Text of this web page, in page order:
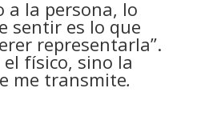
a la persona, lo
sentir es lo que
representarla”.
físico, sino la
me transmite.